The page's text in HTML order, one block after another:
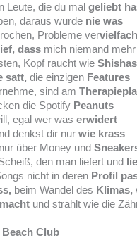
Leute, die du mal geliebt
daraus wurde nie was
Probleme ver
dass mich niemand mehr
Kopf raucht wie Shishas
satt, die einzigen Features
sind am
die Spotify Peanuts
egal wer was erwidert
denkst dir nur wie krass
über Money und
den man liefert und
nicht in deren Profil
beim Wandel des Klimas,
und strahlt wie die
Beach Club